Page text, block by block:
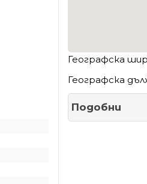
Географска
Географска
Подобни